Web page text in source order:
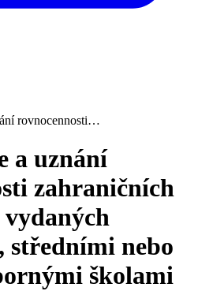
rovnocennosti…
a uznání
zahraničních
vydaných
středními nebo
školami